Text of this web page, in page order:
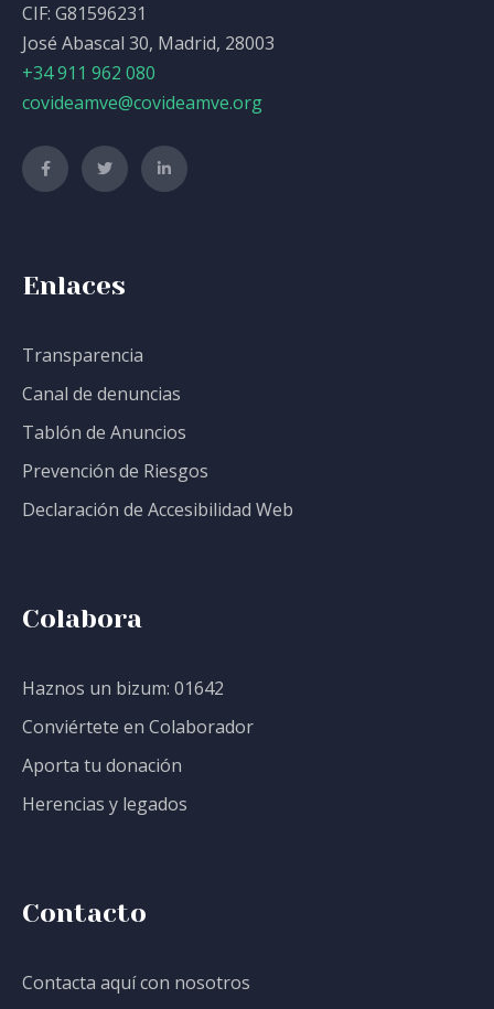
CIF: G81596231
José Abascal 30, Madrid, 28003
+34 911 962 080
covideamve@covideamve.org
Enlaces
Transparencia
Canal de denuncias
Tablón de Anuncios
Prevención de Riesgos
Declaración de Accesibilidad Web
Colabora
Haznos un bizum: 01642
Conviértete en Colaborador
Aporta tu donación
Herencias y legados
Contacto
Contacta aquí con nosotros